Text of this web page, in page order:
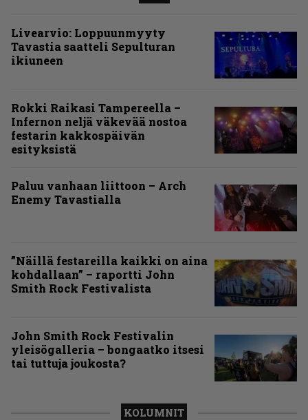
Livearvio: Loppuunmyyty
Tavastia saatteli Sepulturan
ikiuneen
Rokki Raikasi Tampereella –
Infernon neljä väkevää nostoa
festarin kakkospäivän
esityksistä
Paluu vanhaan liittoon – Arch
Enemy Tavastialla
”Näillä festareilla kaikki on aina
kohdallaan” – raportti John
Smith Rock Festivalista
John Smith Rock Festivalin
yleisögalleria – bongaatko itsesi
tai tuttuja joukosta?
KOLUMNIT